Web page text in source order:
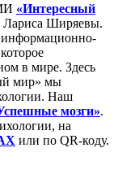
«Интересный
Ширяевы.
в мире. Здесь
мир» мы
Наш
мозги».
на
или по QR-коду.